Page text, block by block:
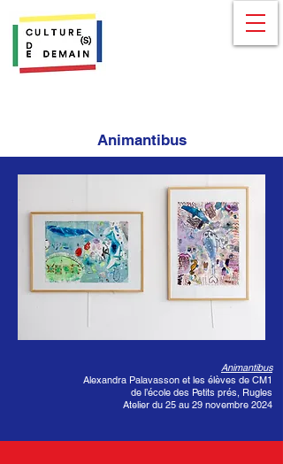
Animantibus
Animantibus
Alexandra Palavasson et les élèves de CM1
de l’école des Petits prés, Rugles
Atelier du 25 au 29 novembre 2024